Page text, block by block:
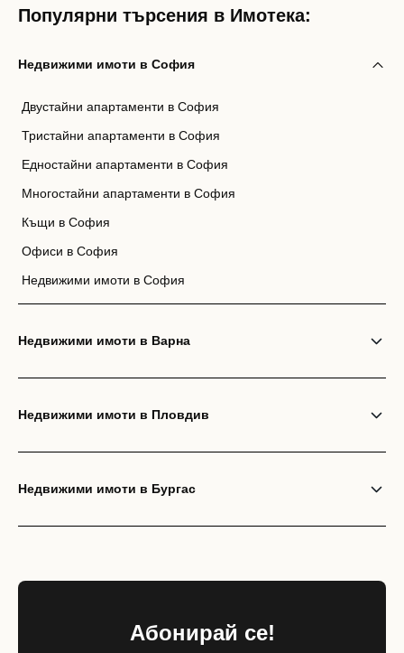
Популярни търсения в Имотека:
Недвижими имоти в София
Двустайни апартаменти в София
Тристайни апартаменти в София
Едностайни апартаменти в София
Многостайни апартаменти в София
Къщи в София
Офиси в София
Недвижими имоти в София
Недвижими имоти в Варна
Недвижими имоти в Пловдив
Недвижими имоти в Бургас
Абонирай се!